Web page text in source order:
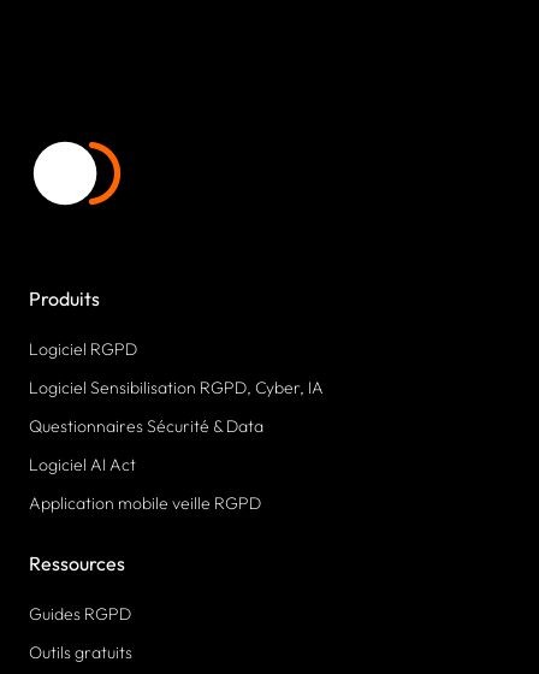
Produits
Logiciel RGPD
Logiciel Sensibilisation RGPD, Cyber, IA
Questionnaires Sécurité & Data
Logiciel AI Act
Application mobile veille RGPD
Ressources
Guides RGPD
Outils gratuits